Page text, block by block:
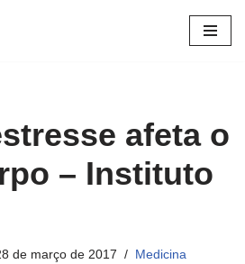
afeta o
– Instituto
de março de 2017 Medicina